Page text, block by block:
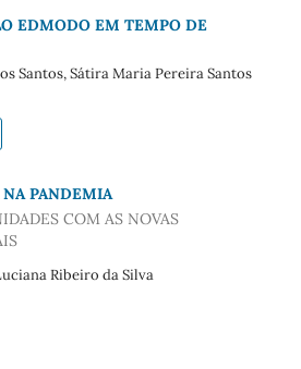
EDMODO EM TEMPO DE
Santos, Sátira Maria Pereira Santos
PANDEMIA
COM AS NOVAS
Ribeiro da Silva